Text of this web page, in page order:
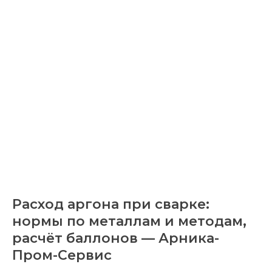
Расход аргона при сварке:
нормы по металлам и методам,
расчёт баллонов — Арника-
Пром-Сервис